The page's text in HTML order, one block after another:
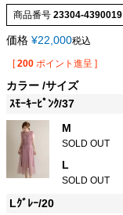
商品番号 23304-4390019
価格 ¥22,000税込
[ 200 ポイント進呈 ]
カラー サイズ
ｽﾓｰｷｰﾋﾟﾝｸ/37
M
SOLD OUT
L
SOLD OUT
Lｸﾞﾚｰ/20